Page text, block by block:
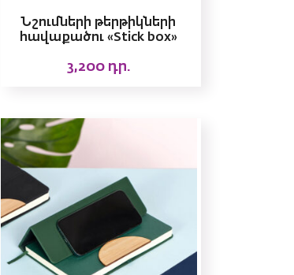
Նշումների թերթիկների
հավաքածու «Stick box»
3,200 դր.